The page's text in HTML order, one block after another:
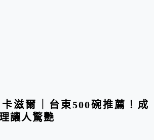
卡滋爾｜台東500碗推薦！成
讓人驚艷